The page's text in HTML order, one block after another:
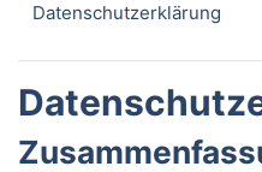
Datenschutzerklärung